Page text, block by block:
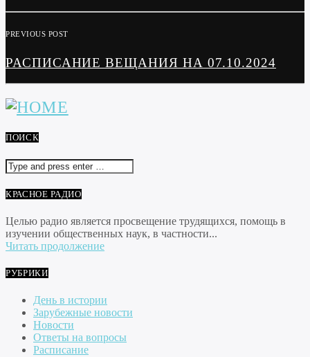
PREVIOUS POST
РАСПИСАНИЕ ВЕЩАНИЯ НА 07.10.2024
ПОИСК
КРАСНОЕ РАДИО
Целью радио является просвещение трудящихся, помощь в
изучении общественных наук, в частности...
Читать продолжение
РУБРИКИ
День в истории
Зарубежные новости
Новости
Ответы на вопросы
Расписание